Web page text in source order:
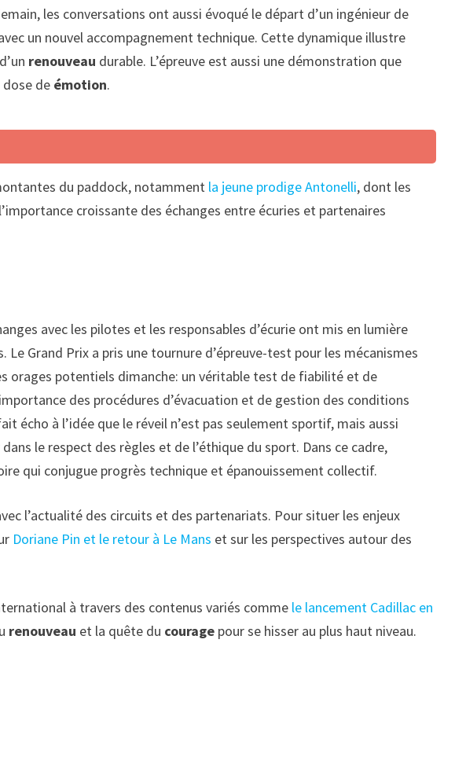
les conversations ont aussi évoqué le départ d’un ingénieur de
un nouvel accompagnement technique. Cette dynamique illustre
renouveau durable. L’épreuve est aussi une démonstration que
de émotion.
du paddock, notamment la jeune prodige Antonelli, dont les
croissante des échanges entre écuries et partenaires
avec les pilotes et les responsables d’écurie ont mis en lumière
Grand Prix a pris une tournure d’épreuve-test pour les mécanismes
orages potentiels dimanche: un véritable test de fiabilité et de
des procédures d’évacuation et de gestion des conditions
à l’idée que le réveil n’est pas seulement sportif, mais aussi
le respect des règles et de l’éthique du sport. Dans ce cadre,
qui conjugue progrès technique et épanouissement collectif.
l’actualité des circuits et des partenariats. Pour situer les enjeux
Doriane Pin et le retour à Le Mans et sur les perspectives autour des
à travers des contenus variés comme le lancement Cadillac en
renouveau et la quête du courage pour se hisser au plus haut niveau.